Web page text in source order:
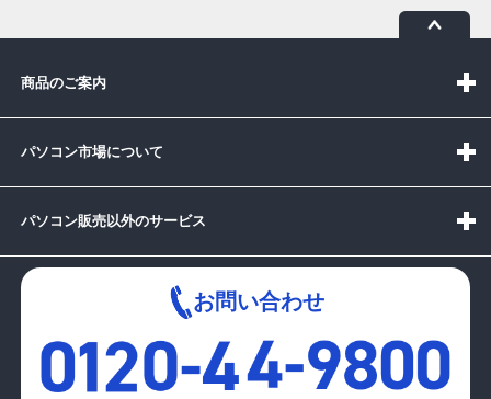
商品のご案内
パソコン市場について
パソコン販売以外のサービス
お問い合わせ